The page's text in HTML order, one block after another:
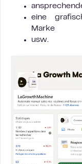
eine
Marke
usw.